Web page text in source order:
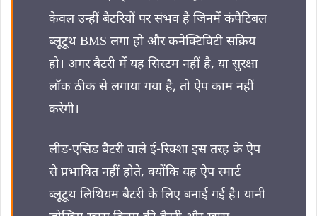
केवल उन्हीं बैटरियों पर संभव है जिनमें कंपैटिबल
ब्लूटूथ BMS लगा हो और कनेक्टिविटी सक्रिय
हो। अगर बैटरी में यह सिस्टम नहीं है, या सुरक्षा
लॉक ठीक से लगाया गया है, तो ऐप काम नहीं
करेगी।
लीड-एसिड बैटरी वाले ई-रिक्शा इस तरह के ऐप
से प्रभावित नहीं होते, क्योंकि यह ऐप स्मार्ट
ब्लूटूथ लिथियम बैटरी के लिए बनाई गई है। यानी